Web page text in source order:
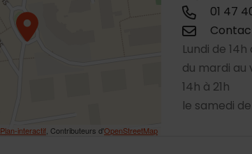
Plan-interactif , Contributeurs d'OpenStreetMap
01 47
Lundi de 14h
du mardi au
14h à 21h
le samedi de